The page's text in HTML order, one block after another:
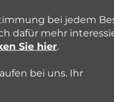
bei jedem
dafür mehr
Sie hier.
bei uns. Ihr
brauchen
ist das
. Nutzen Sie die